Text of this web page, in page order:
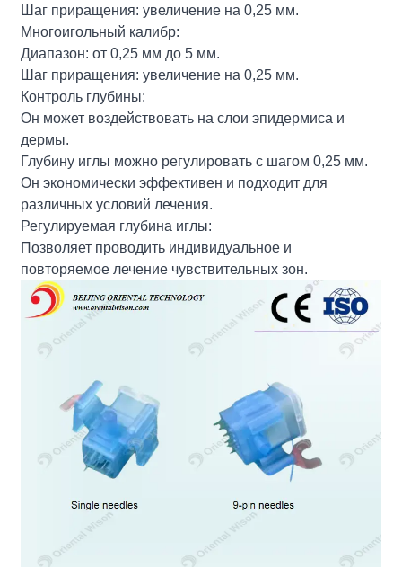
Шаг приращения: увеличение на 0,25 мм.
Многоигольный калибр:
Диапазон: от 0,25 мм до 5 мм.
Шаг приращения: увеличение на 0,25 мм.
Контроль глубины:
Он может воздействовать на слои эпидермиса и
дермы.
Глубину иглы можно регулировать с шагом 0,25 мм.
Он экономически эффективен и подходит для
различных условий лечения.
Регулируемая глубина иглы:
Позволяет проводить индивидуальное и
повторяемое лечение чувствительных зон.